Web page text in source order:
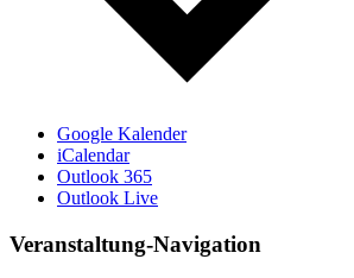
Google Kalender
iCalendar
Outlook 365
Outlook Live
Veranstaltung-Navigation